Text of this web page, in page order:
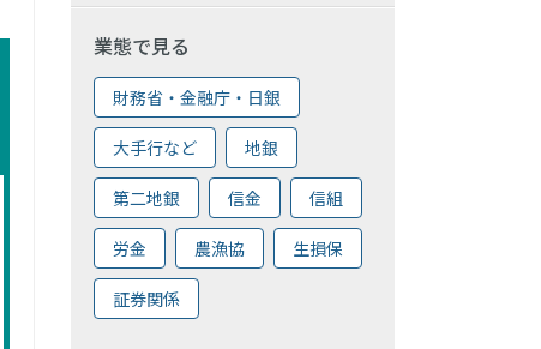
業態で見る
財務省・金融庁・日銀
大手行など 地銀
第二地銀 信金 信組
労金 農漁協 生損保
証券関係